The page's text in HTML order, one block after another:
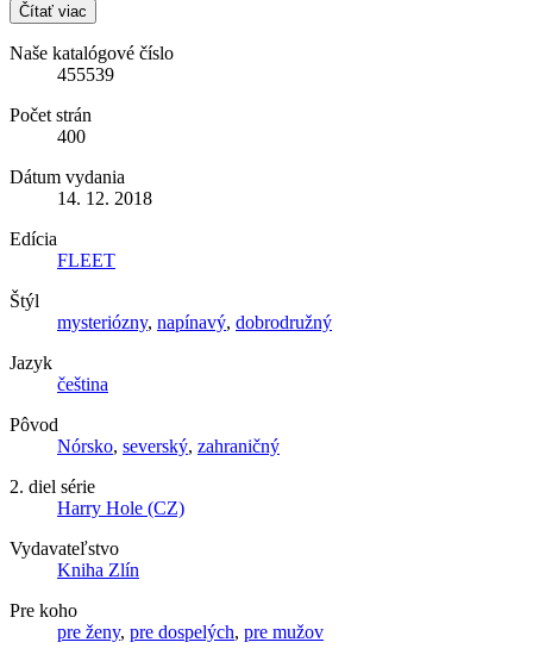
Čítať viac
Naše katalógové číslo
455539
Počet strán
400
Dátum vydania
14. 12. 2018
Edícia
FLEET
Štýl
mysteriózny, napínavý, dobrodružný
Jazyk
čeština
Pôvod
Nórsko, severský, zahraničný
2. diel série
Harry Hole (CZ)
Vydavateľstvo
Kniha Zlín
Pre koho
pre ženy, pre dospelých, pre mužov